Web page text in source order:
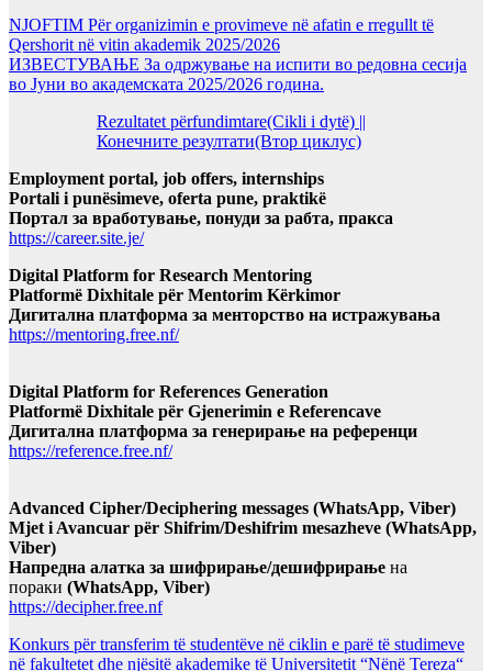
NJOFTIM Për organizimin e provimeve në afatin e rregullt të
Qershorit në vitin akademik 2025/2026
ИЗВЕСТУВАЊЕ За одржување на испити во редовна сесија
во Јуни во академската 2025/2026 година.
Rezultatet përfundimtare(Cikli i dytë) ||
Конечните резултати(Втор циклус)
Employment portal, job offers, internships
Portali i punësimeve, oferta pune, praktikë
Портал за вработување, понуди за рабта, пракса
https://career.site.je/
Digital Platform for Research Mentoring
Platformë Dixhitale për Mentorim Kërkimor
Дигитална платформа за менторство на истражувања
https://mentoring.free.nf/
Digital Platform for References Generation
Platformë Dixhitale për Gjenerimin e Referencave
Дигитална платформа за генерирање на референци
https://reference.free.nf/
Advanced Cipher/Deciphering messages (WhatsApp, Viber)
Mjet i Avancuar për Shifrim/Deshifrim mesazheve (WhatsApp,
Viber)
Напредна алатка за шифрирање/дешифрирање на
пораки (WhatsApp, Viber)
https://decipher.free.nf
Konkurs për transferim të studentëve në ciklin e parë të studimeve
në fakultetet dhe njësitë akademike të Universitetit “Nënë Tereza“